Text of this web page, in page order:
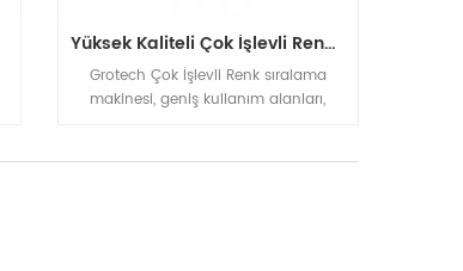
Yüksek Kaliteli Çok İşlevli Renk Sıralama Makinesi
Grotech Çok İşlevli Renk sıralama
makinesi, geniş kullanım alanları,